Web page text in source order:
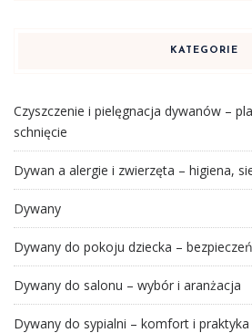
KATEGORIE
Czyszczenie i pielęgnacja dywanów –
schnięcie
Dywan a alergie i zwierzęta – higiena,
Dywany
Dywany do pokoju dziecka –
Dywany do salonu – wybór i aranżacja
Dywany do sypialni – komfort i praktyka